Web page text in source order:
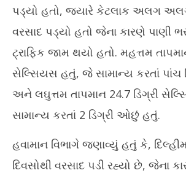
પડ્યો હતો, જ્યારે કેટલાક અલગ અલગ
વરસાદ પડ્યો હતો જેના કારણે પાણી
ટ્રાફિક જામ થયો હતો. મહત્તમ
સેલ્સિયસ હતું, જે સામાન્ય કરતાં પાંચ
અને લઘુત્તમ તાપમાન 24.7 ડિગ્રી
સામાન્ય કરતાં 2 ડિગ્રી ઓછું હતું.
હવામાન વિભાગે જણાવ્યું હતું કે,
દિવસોથી વરસાદ પડી રહ્યો છે, જેના